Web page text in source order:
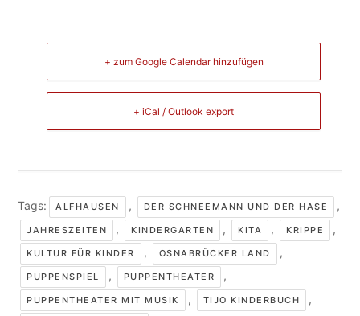
+ zum Google Calendar hinzufügen
+ iCal / Outlook export
Tags: ALFHAUSEN , DER SCHNEEMANN UND DER HASE ,
JAHRESZEITEN , KINDERGARTEN , KITA , KRIPPE ,
KULTUR FÜR KINDER , OSNABRÜCKER LAND ,
PUPPENSPIEL , PUPPENTHEATER ,
PUPPENTHEATER MIT MUSIK , TIJO KINDERBUCH ,